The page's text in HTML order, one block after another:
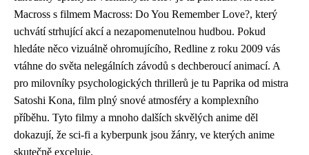
Macross s filmem Macross: Do You Remember Love?, který
uchvátí strhující akcí a nezapomenutelnou hudbou. Pokud
hledáte něco vizuálně ohromujícího, Redline z roku 2009 vás
vtáhne do světa nelegálních závodů s dechberoucí animací. A
pro milovníky psychologických thrillerů je tu Paprika od mistra
Satoshi Kona, film plný snové atmosféry a komplexního
příběhu. Tyto filmy a mnoho dalších skvělých anime děl
dokazují, že sci-fi a kyberpunk jsou žánry, ve kterých anime
skutečně exceluje.